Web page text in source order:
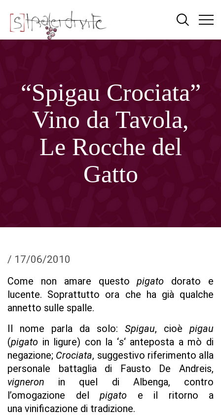
“Spigau Crociata”
Vino da Tavola,
Le Rocche del
Gatto
/ 17/06/2010
Come non amare questopigato dorato e
lucente. Soprattutto ora che ha già qualche
annetto sulle spalle.
Il nome parla da solo: Spigau, cioè pigau
(pigato in ligure) con la ‘s‘ anteposta a mò di
negazione; Crociata, suggestivo riferimento alla
personale battaglia di Fausto De Andreis,
vigneron in quel di Albenga, contro
l’omogazione del pigato e il ritorno a
una vinificazione di tradizione.